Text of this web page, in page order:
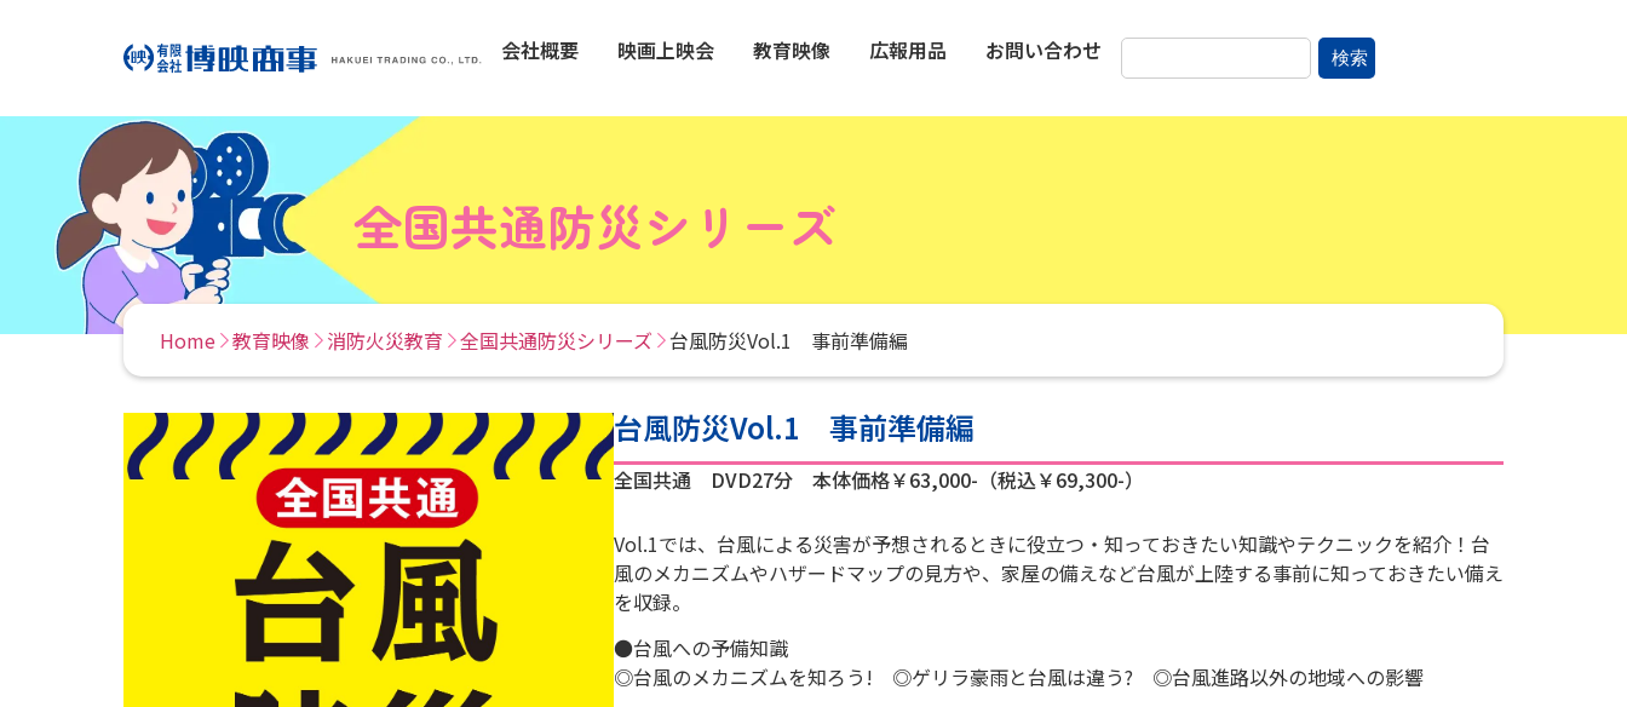
会社概要 映画上映会 教育映像 広報用品 お問い合わせ 検索
全国共通防災シリーズ
Home 教育映像 消防火災教育 全国共通防災シリーズ 台風防災Vol.1 事前準備編
台風防災Vol.1 事前準備編
全国共通 DVD27分 本体価格￥63,000-（税込￥69,300-）
Vol.1では、台風による災害が予想されるときに役立つ・知っておきたい知識やテクニックを紹介！台
風のメカニズムやハザードマップの見方や、家屋の備えなど台風が上陸する事前に知っておきたい備え
を収録。
●台風への予備知識
◎台風のメカニズムを知ろう! ◎ゲリラ豪雨と台風は違う? ◎台風進路以外の地域への影響